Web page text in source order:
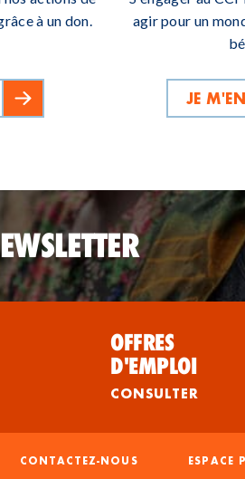
à un don.
agir pour un
JE
OFFRES
D'EMPLOI
CONSULTER
CONTACTEZ-NOUS
ESPACE